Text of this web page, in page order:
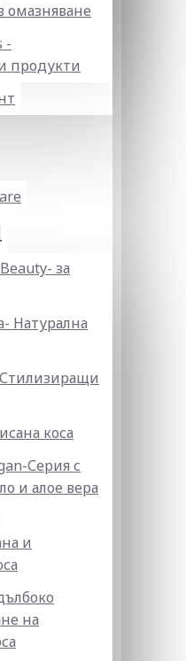
омазняване
-
продукти
за
Натурална
коса
Серия с
и алое вера
и
на